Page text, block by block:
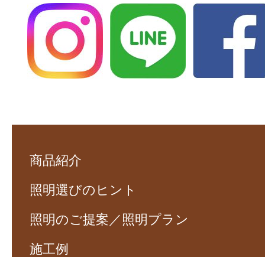
商品紹介
照明選びのヒント
照明のご提案／照明プラン
施工例